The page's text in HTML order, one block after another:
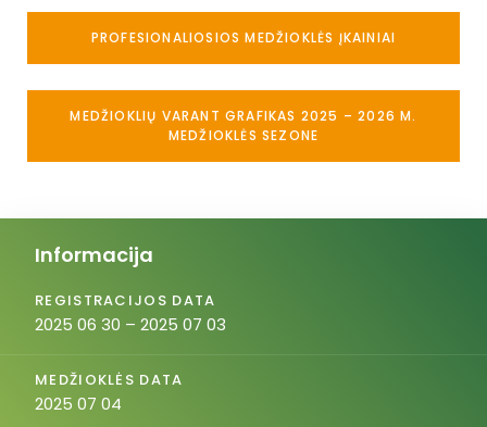
PROFESIONALIOSIOS MEDŽIOKLĖS ĮKAINIAI
MEDŽIOKLIŲ VARANT GRAFIKAS 2025 – 2026 M.
MEDŽIOKLĖS SEZONE
Informacija
REGISTRACIJOS DATA
2025 06 30 – 2025 07 03
MEDŽIOKLĖS DATA
2025 07 04